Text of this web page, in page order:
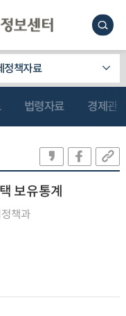
정책자료
법령자료 경제관
보유통계
책과